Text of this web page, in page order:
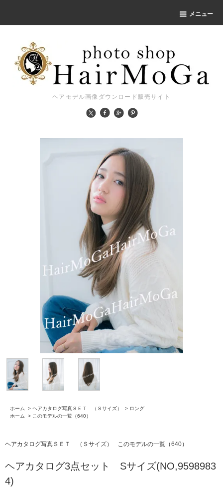
メニュー
ヘアモデル画像ダウンロード販売サイト
ホーム > ヘアカタログ写真ＳＥＴ （Ｓサイズ） > ロング
ホーム
> このモデルの一覧（640）
ヘアカタログ写真ＳＥＴ （Ｓサイズ） このモデルの一覧（640）
ヘアカタログ3点セット Sサイズ(NO,9598983
4)